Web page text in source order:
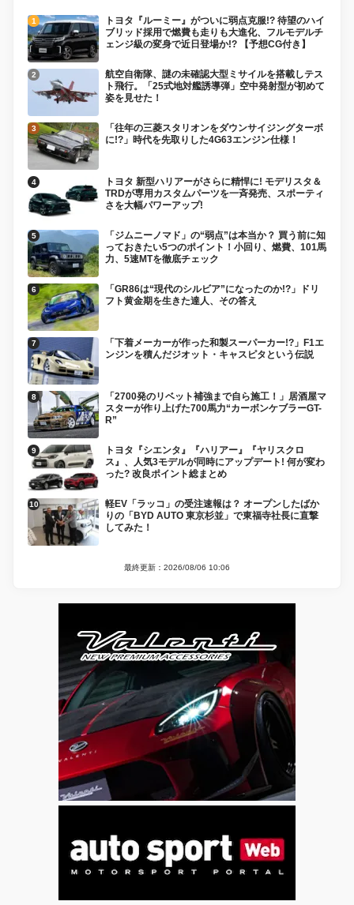
トヨタ『ルーミー』がついに弱点克服!? 待望のハイ
ブリッド採用で燃費も走りも大進化、フルモデルチ
ェンジ級の変身で近日登場か!? 【予想CG付き】
航空自衛隊、謎の未確認大型ミサイルを搭載しテス
ト飛行。「25式地対艦誘導弾」空中発射型が初めて
姿を見せた！
「往年の三菱スタリオンをダウンサイジングターボ
に!?」時代を先取りした4G63エンジン仕様！
トヨタ 新型ハリアーがさらに精悍に! モデリスタ＆
TRDが専用カスタムパーツを一斉発売、スポーティ
さを大幅パワーアップ!
「ジムニーノマド」の“弱点”は本当か？ 買う前に知
っておきたい5つのポイント！小回り、燃費、101馬
力、5速MTを徹底チェック
「GR86は“現代のシルビア”になったのか!?」ドリ
フト黄金期を生きた達人、その答え
「下着メーカーが作った和製スーパーカー!?」F1エ
ンジンを積んだジオット・キャスピタという伝説
「2700発のリベット補強まで自ら施工！」居酒屋マ
スターが作り上げた700馬力“カーボンケブラーGT-
R”
トヨタ『シエンタ』『ハリアー』『ヤリスクロ
ス』、人気3モデルが同時にアップデート! 何が変わ
った? 改良ポイント総まとめ
軽EV「ラッコ」の受注速報は？ オープンしたばか
りの「BYD AUTO 東京杉並」で東福寺社長に直撃
してみた！
最終更新：2026/08/06 10:06